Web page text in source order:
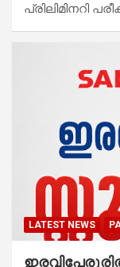
പ്രിലിമിനറി
LATEST NEWS